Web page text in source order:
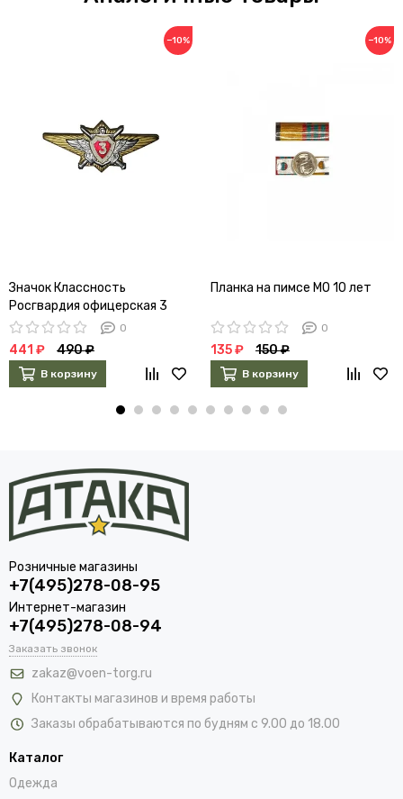
−10%
Значок Классность
Росгвардия офицерская 3
0
441 ₽ 490 ₽
В корзину
−10%
Планка на пимсе МО 10 лет
0
135 ₽ 150 ₽
В корзину
Розничные магазины
+7(495)278-08-95
Интернет-магазин
+7(495)278-08-94
Заказать звонок
zakaz@voen-torg.ru
Контакты магазинов и время работы
Заказы обрабатываются по будням с 9.00 до 18.00
Каталог
Одежда